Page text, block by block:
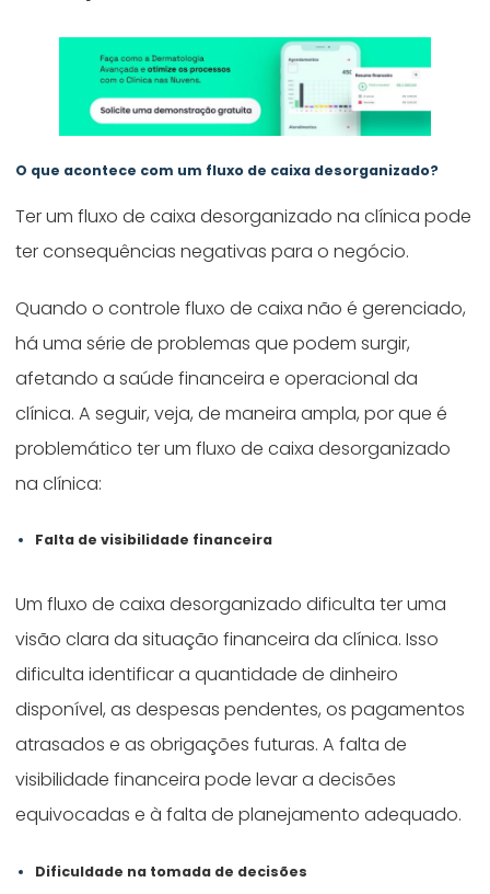
O que acontece com um fluxo de caixa desorganizado?
Ter um fluxo de caixa desorganizado na clínica pode
ter consequências negativas para o negócio.
Quando o controle fluxo de caixa não é gerenciado,
há uma série de problemas que podem surgir,
afetando a saúde financeira e operacional da
clínica. A seguir, veja, de maneira ampla, por que é
problemático ter um fluxo de caixa desorganizado
na clínica:
Falta de visibilidade financeira
Um fluxo de caixa desorganizado dificulta ter uma
visão clara da situação financeira da clínica. Isso
dificulta identificar a quantidade de dinheiro
disponível, as despesas pendentes, os pagamentos
atrasados e as obrigações futuras. A falta de
visibilidade financeira pode levar a decisões
equivocadas e à falta de planejamento adequado.
Dificuldade na tomada de decisões